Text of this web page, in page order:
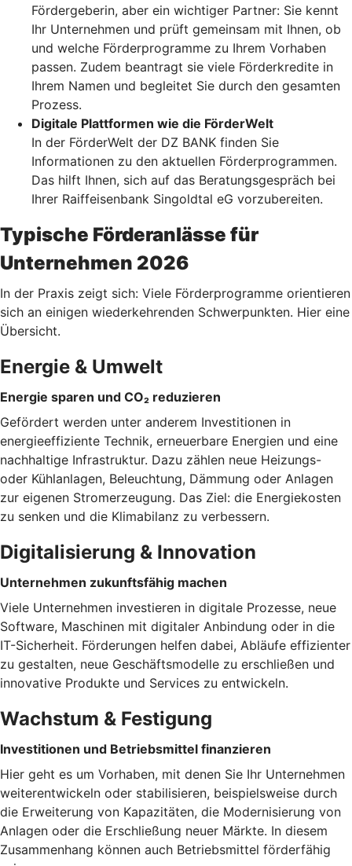
Fördergeberin, aber ein wichtiger Partner: Sie kennt
Ihr Unternehmen und prüft gemeinsam mit Ihnen, ob
und welche Förderprogramme zu Ihrem Vorhaben
passen. Zudem beantragt sie viele Förderkredite in
Ihrem Namen und begleitet Sie durch den gesamten
Prozess.
Digitale Plattformen wie die FörderWelt
In der FörderWelt der DZ BANK finden Sie
Informationen zu den aktuellen Förderprogrammen.
Das hilft Ihnen, sich auf das Beratungsgespräch bei
Ihrer Raiffeisenbank Singoldtal eG vorzubereiten.
Typische Förderanlässe für
Unternehmen 2026
In der Praxis zeigt sich: Viele Förderprogramme orientieren
sich an einigen wiederkehrenden Schwerpunkten. Hier eine
Übersicht.
Energie & Umwelt
Energie sparen und CO₂ reduzieren
Gefördert werden unter anderem Investitionen in
energieeffiziente Technik, erneuerbare Energien und eine
nachhaltige Infrastruktur. Dazu zählen neue Heizungs-
oder Kühlanlagen, Beleuchtung, Dämmung oder Anlagen
zur eigenen Stromerzeugung. Das Ziel: die Energiekosten
zu senken und die Klimabilanz zu verbessern.
Digitalisierung & Innovation
Unternehmen zukunftsfähig machen
Viele Unternehmen investieren in digitale Prozesse, neue
Software, Maschinen mit digitaler Anbindung oder in die
IT-Sicherheit. Förderungen helfen dabei, Abläufe effizienter
zu gestalten, neue Geschäftsmodelle zu erschließen und
innovative Produkte und Services zu entwickeln.
Wachstum & Festigung
Investitionen und Betriebsmittel finanzieren
Hier geht es um Vorhaben, mit denen Sie Ihr Unternehmen
weiterentwickeln oder stabilisieren, beispielsweise durch
die Erweiterung von Kapazitäten, die Modernisierung von
Anlagen oder die Erschließung neuer Märkte. In diesem
Zusammenhang können auch Betriebsmittel förderfähig